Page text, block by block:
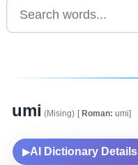
umi (Mising) [Roman: umi]
▶AI Dictionary Details